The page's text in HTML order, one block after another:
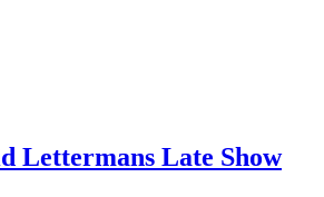
Lettermans Late Show